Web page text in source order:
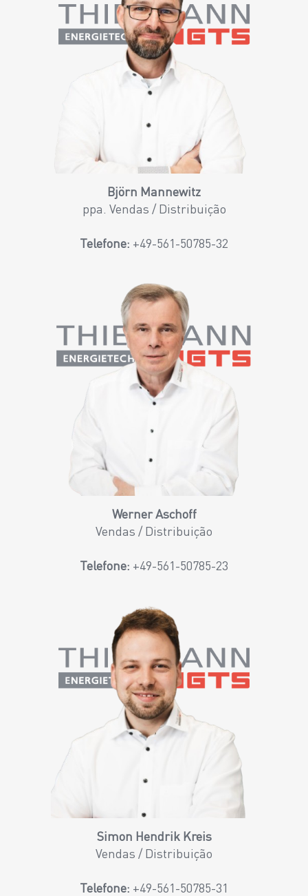
Björn Mannewitz
ppa. Vendas / Distribuição
Telefone: +49-561-50785-32
Werner Aschoff
Vendas / Distribuição
Telefone: +49-561-50785-23
Simon Hendrik Kreis
Vendas / Distribuição
Telefone: +49-561-50785-31